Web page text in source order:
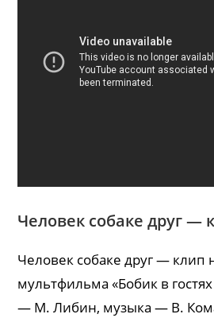
Человек собаке друг —
Человек собаке друг — клип
мультфильма «Бобик в
— М. Либин, музыка — В.